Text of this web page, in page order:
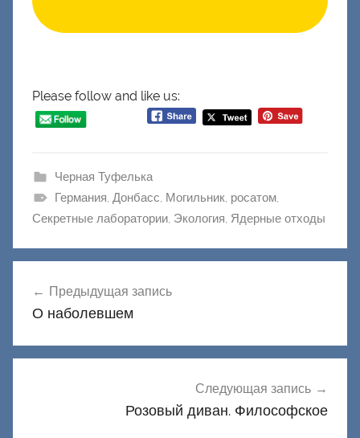
Please follow and like us:
Черная Туфелька
Германия, Донбасс, Могильник, росатом,
Секретные лаборатории, Экология, Ядерные отходы
по
Предыдущая запись
О наболевшем
Следующая запись
Розовый диван. Философское